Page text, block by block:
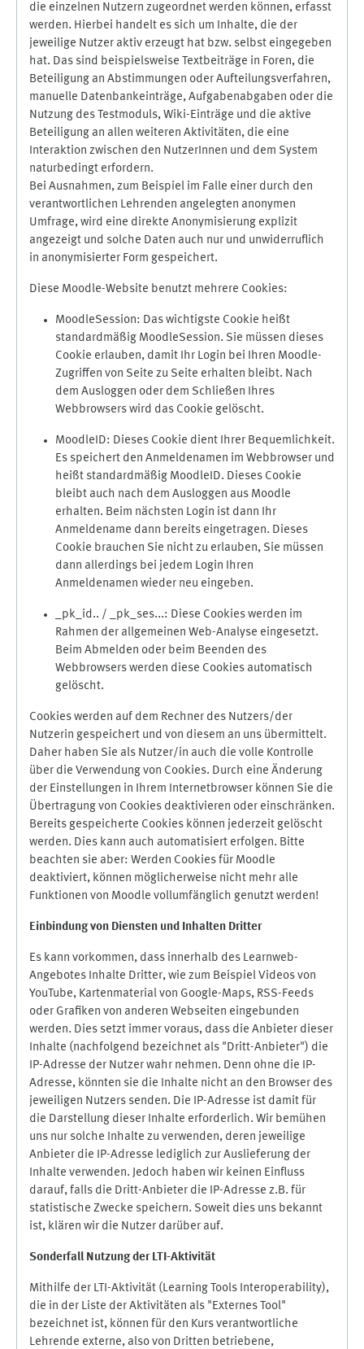
die einzelnen Nutzern zugeordnet werden können, erfasst
werden. Hierbei handelt es sich um Inhalte, die der
jeweilige Nutzer aktiv erzeugt hat bzw. selbst eingegeben
hat. Das sind beispielsweise Textbeiträge in Foren, die
Beteiligung an Abstimmungen oder Aufteilungsverfahren,
manuelle Datenbankeinträge, Aufgabenabgaben oder die
Nutzung des Testmoduls, Wiki-Einträge und die aktive
Beteiligung an allen weiteren Aktivitäten, die eine
Interaktion zwischen den NutzerInnen und dem System
naturbedingt erfordern.
Bei Ausnahmen, zum Beispiel im Falle einer durch den
verantwortlichen Lehrenden angelegten anonymen
Umfrage, wird eine direkte Anonymisierung explizit
angezeigt und solche Daten auch nur und unwiderruflich
in anonymisierter Form gespeichert.
Diese Moodle-Website benutzt mehrere Cookies:
MoodleSession: Das wichtigste Cookie heißt
standardmäßig MoodleSession. Sie müssen dieses
Cookie erlauben, damit Ihr Login bei Ihren Moodle-
Zugriffen von Seite zu Seite erhalten bleibt. Nach
dem Ausloggen oder dem Schließen Ihres
Webbrowsers wird das Cookie gelöscht.
MoodleID: Dieses Cookie dient Ihrer Bequemlichkeit.
Es speichert den Anmeldenamen im Webbrowser und
heißt standardmäßig MoodleID. Dieses Cookie
bleibt auch nach dem Ausloggen aus Moodle
erhalten. Beim nächsten Login ist dann Ihr
Anmeldename dann bereits eingetragen. Dieses
Cookie brauchen Sie nicht zu erlauben, Sie müssen
dann allerdings bei jedem Login Ihren
Anmeldenamen wieder neu eingeben.
_pk_id.. / _pk_ses...: Diese Cookies werden im
Rahmen der allgemeinen Web-Analyse eingesetzt.
Beim Abmelden oder beim Beenden des
Webbrowsers werden diese Cookies automatisch
gelöscht.
Cookies werden auf dem Rechner des Nutzers/der
Nutzerin gespeichert und von diesem an uns übermittelt.
Daher haben Sie als Nutzer/in auch die volle Kontrolle
über die Verwendung von Cookies. Durch eine Änderung
der Einstellungen in Ihrem Internetbrowser können Sie die
Übertragung von Cookies deaktivieren oder einschränken.
Bereits gespeicherte Cookies können jederzeit gelöscht
werden. Dies kann auch automatisiert erfolgen. Bitte
beachten sie aber: Werden Cookies für Moodle
deaktiviert, können möglicherweise nicht mehr alle
Funktionen von Moodle vollumfänglich genutzt werden!
Einbindung von Diensten und Inhalten Dritter
Es kann vorkommen, dass innerhalb des Learnweb-
Angebotes Inhalte Dritter, wie zum Beispiel Videos von
YouTube, Kartenmaterial von Google-Maps, RSS-Feeds
oder Grafiken von anderen Webseiten eingebunden
werden. Dies setzt immer voraus, dass die Anbieter dieser
Inhalte (nachfolgend bezeichnet als "Dritt-Anbieter") die
IP-Adresse der Nutzer wahr nehmen. Denn ohne die IP-
Adresse, könnten sie die Inhalte nicht an den Browser des
jeweiligen Nutzers senden. Die IP-Adresse ist damit für
die Darstellung dieser Inhalte erforderlich. Wir bemühen
uns nur solche Inhalte zu verwenden, deren jeweilige
Anbieter die IP-Adresse lediglich zur Auslieferung der
Inhalte verwenden. Jedoch haben wir keinen Einfluss
darauf, falls die Dritt-Anbieter die IP-Adresse z.B. für
statistische Zwecke speichern. Soweit dies uns bekannt
ist, klären wir die Nutzer darüber auf.
Sonderfall Nutzung der LTI-Aktivität
Mithilfe der LTI-Aktivität (Learning Tools Interoperability),
die in der Liste der Aktivitäten als "Externes Tool"
bezeichnet ist, können für den Kurs verantwortliche
Lehrende externe, also von Dritten betriebene,